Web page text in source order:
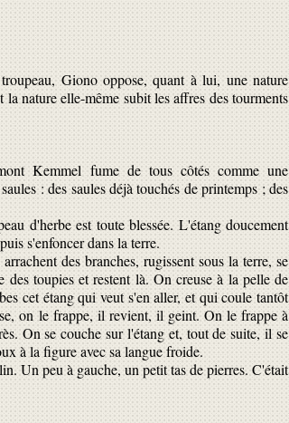
Giono oppose, quant à lui, une nature
nature elle-même subit les affres des tourments
Kemmel fume de tous côtés comme une
: des saules déjà touchés de printemps ; des
d'herbe est toute blessée. L'étang doucement
s'enfoncer dans la terre.
des branches, rugissent sous la terre, se
toupies et restent là. On creuse à la pelle de
cet étang qui veut s'en aller, et qui coule tantôt
on le frappe, il revient, il geint. On le frappe à
On se couche sur l'étang et, tout de suite, il se
à la figure avec sa langue froide.
Un peu à gauche, un petit tas de pierres. C'était